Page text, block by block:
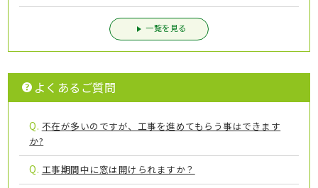
一覧を見る
よくあるご質問
Q. 不在が多いのですが、工事を進めてもらう事はできます
か?
Q. 工事期間中に窓は開けられますか？